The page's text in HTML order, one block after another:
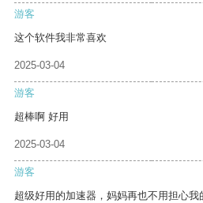
游客
这个软件我非常喜欢
2025-03-04
游客
超棒啊 好用
2025-03-04
游客
超级好用的加速器，妈妈再也不用担心我